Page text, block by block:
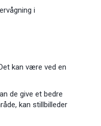
i
kan være ved en
de give et bedre
kan stillbilleder